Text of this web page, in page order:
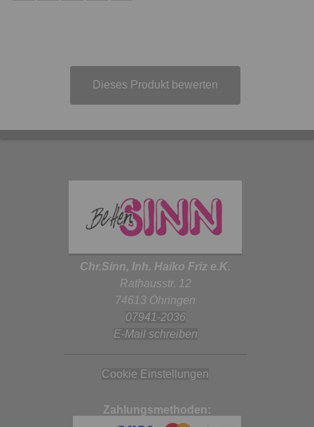
Dieses Produkt bewerten
Chr.Sinn, Inh. Haiko Friz e.K.
Rathausstr. 12
74613 Öhringen
07941-2036
E-Mail schreiben
Cookie Einstellungen
Zahlungsmethoden: